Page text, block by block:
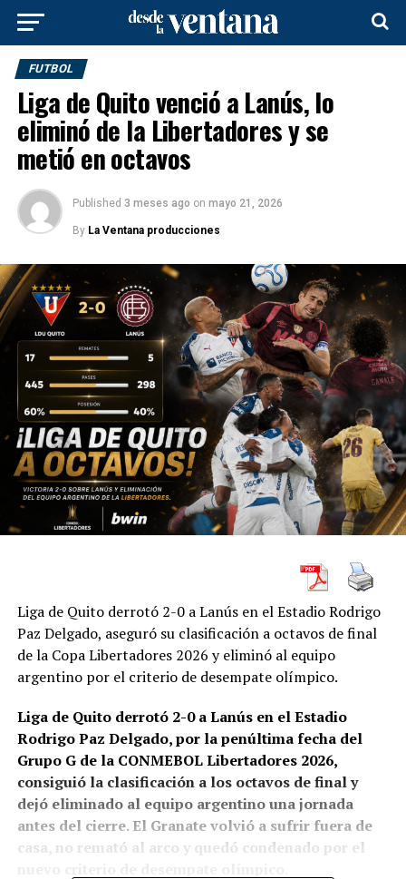
FUTBOL
Liga de Quito venció a Lanús, lo
eliminó de la Libertadores y se
metió en octavos
Published 3 meses ago on mayo 21, 2026
By La Ventana producciones
Liga de Quito derrotó 2-0 a Lanús en el Estadio Rodrigo
Paz Delgado, aseguró su clasificación a octavos de final
de la Copa Libertadores 2026 y eliminó al equipo
argentino por el criterio de desempate olímpico.
Liga de Quito derrotó 2-0 a Lanús en el Estadio
Rodrigo Paz Delgado, por la penúltima fecha del
Grupo G de la CONMEBOL Libertadores 2026,
consiguió la clasificación a los octavos de final y
dejó eliminado al equipo argentino una jornada
antes del cierre. El Granate volvió a sufrir fuera de
casa, no remató al arco y quedó condenado por el